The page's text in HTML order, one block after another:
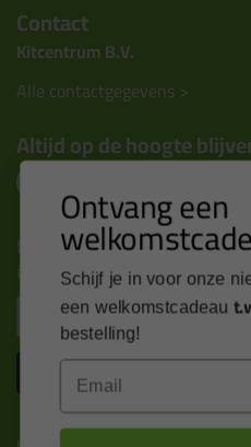
Contact
Kitcentrum B.V.
Alle contactgegevens >
Altijd op de hoogte
Nieuws, tips en exclusieve
inbox
Ontvang een
Schijf je in voor onze
een welkomstcadeau
bestelling!